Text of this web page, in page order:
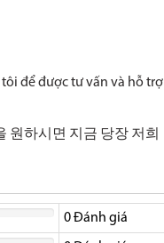
để được tư vấn và hỗ trợ
원하시면 지금 당장 저희
0Đánh giá